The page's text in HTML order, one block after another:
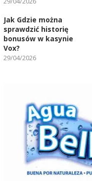
Jak Gdzie można
sprawdzić historię
bonusów w kasynie
Vox?
29/04/2026